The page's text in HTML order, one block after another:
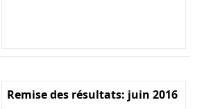
Remise des résultats: juin 2016